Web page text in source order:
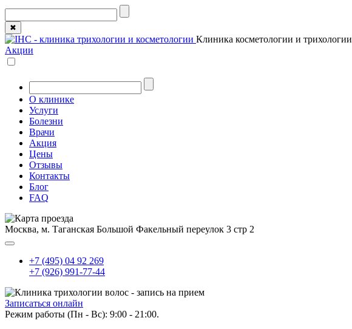
✖
Клиника косметологии и трихологии
Акции
О клинике
Услуги
Болезни
Врачи
Акция
Цены
Отзывы
Контакты
Блог
FAQ
Москва, м. Таганская Большой Факельный переулок 3 стр 2
+7 (495) 04 92 269
+7 (926) 991-77-44
Записаться онлайн
Режим работы (Пн - Вс): 9:00 - 21:00.